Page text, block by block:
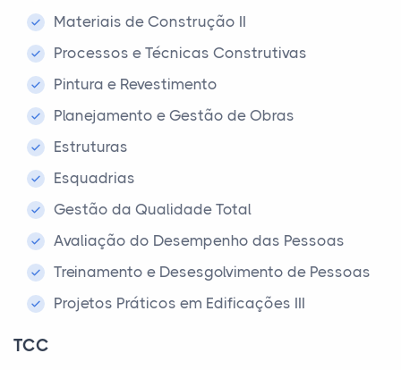
Materiais de Construção II
Processos e Técnicas Construtivas
Pintura e Revestimento
Planejamento e Gestão de Obras
Estruturas
Esquadrias
Gestão da Qualidade Total
Avaliação do Desempenho das Pessoas
Treinamento e Desesgolvimento de Pessoas
Projetos Práticos em Edificações III
TCC